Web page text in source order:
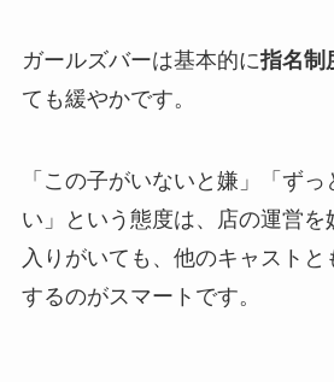
ガールズバーは基本的に指名制
ても緩やかです。
「この子がいないと嫌」「ず
い」という態度は、店の運営を
入りがいても、他のキャスト
するのがスマートです。